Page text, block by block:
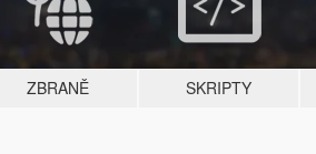
ZBRANĚ SKRIPTY